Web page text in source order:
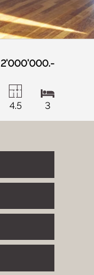
2'000'000.-
4.5 3